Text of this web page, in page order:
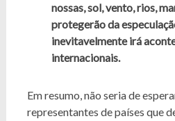
nossas, sol, vento, rios,
protegerão da
inevitavelmente irá
internacionais.
Em resumo, não seria de
representantes de países que